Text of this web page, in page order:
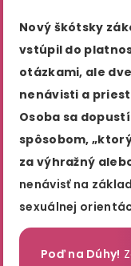
Nový škótsky
vstúpil do
otázkami, ale
nenávisti a
Osoba sa
spôsobom,
za výhražný
nenávisť na
sexuálnej
Poď na Dúhy!